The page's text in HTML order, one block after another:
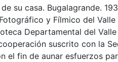
su casa. Bugalagrande.
y Fílmico del Valle
Departamental del
suscrito con la
el fin de aunar esfuerzos